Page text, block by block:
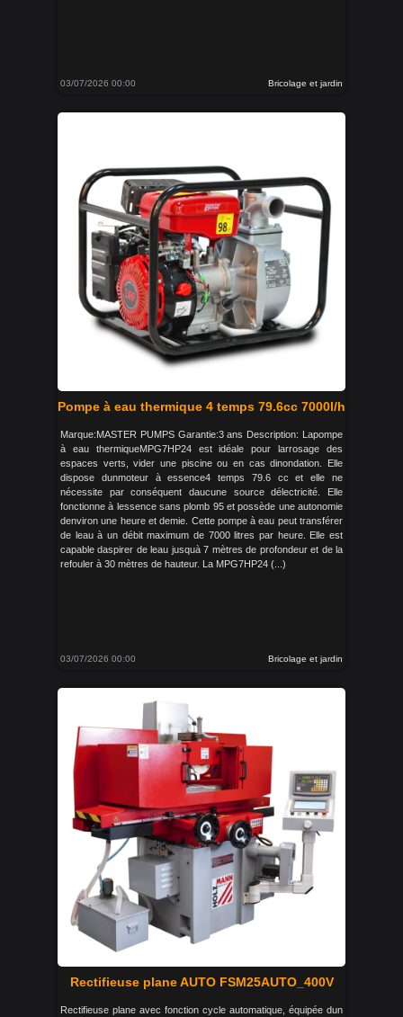
03/07/2026 00:00 Bricolage et jardin
Pompe à eau thermique 4 temps 79.6cc 7000l/h
Marque:MASTER PUMPS Garantie:3 ans Description: Lapompe
à eau thermiqueMPG7HP24 est idéale pour larrosage des
espaces verts, vider une piscine ou en cas dinondation. Elle
dispose dunmoteur à essence4 temps 79.6 cc et elle ne
nécessite par conséquent daucune source délectricité. Elle
fonctionne à lessence sans plomb 95 et possède une autonomie
denviron une heure et demie. Cette pompe à eau peut transférer
de leau à un débit maximum de 7000 litres par heure. Elle est
capable daspirer de leau jusquà 7 mètres de profondeur et de la
refouler à 30 mètres de hauteur. La MPG7HP24 (...)
03/07/2026 00:00 Bricolage et jardin
Rectifieuse plane AUTO FSM25AUTO_400V
Rectifieuse plane avec fonction cycle automatique, équipée dun